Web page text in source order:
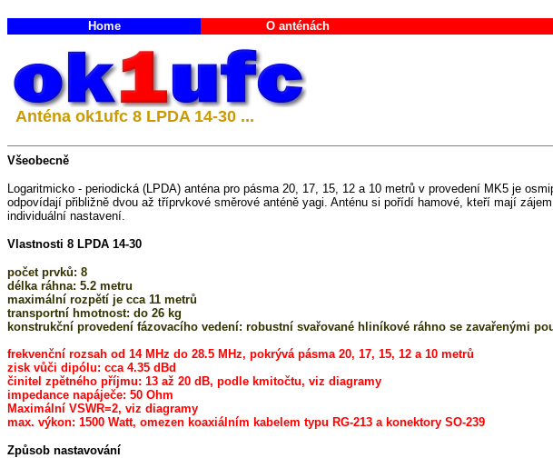
Home O anténách
Anténa ok1ufc 8 LPDA 14-30 ...
Všeobecně
Logaritmicko - periodická (LPDA) anténa pro pásma 20, 17, 15, 12 a 10 metrů v provedení MK5 je
odpovídají přibližně dvou až tříprvkové směrové anténě yagi. Anténu si pořídí hamové, kteří mají
individuální nastavení.
Vlastnosti 8 LPDA 14-30
počet prvků: 8
délka ráhna: 5.2 metru
maximální rozpětí je cca 11 metrů
transportní hmotnost: do 26 kg
konstrukční provedení fázovacího vedení: robustní svařované hliníkové ráhno se zavařenými
frekvenční rozsah od 14 MHz do 28.5 MHz, pokrývá pásma 20, 17, 15, 12 a 10 metrů
zisk vůči dipólu: cca 4.35 dBd
činitel zpětného příjmu: 13 až 20 dB, podle kmitočtu, viz diagramy
impedance napáječe: 50 Ohm
Maximální VSWR=2, viz diagramy
max. výkon: 1500 Watt, omezen koaxiálním kabelem typu RG-213 a konektory SO-239
Způsob nastavování